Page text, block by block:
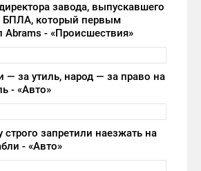
завода, выпускавшего
БПЛА, который первым
Abrams - «Происшествия»
— за утиль, народ — за право на
- «Авто»
строго запретили наезжать на
- «Авто»